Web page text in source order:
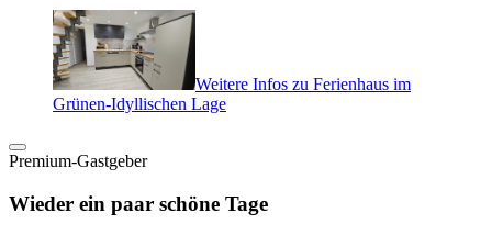
Weitere Infos zu Ferienhaus im
Grünen-Idyllischen Lage
Premium-Gastgeber
Wieder ein paar schöne Tage